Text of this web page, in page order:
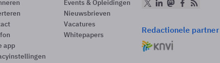
app
Events & Opleidingen
Nieuwsbrieven
Vacatures
Whitepapers
Redactionele partner